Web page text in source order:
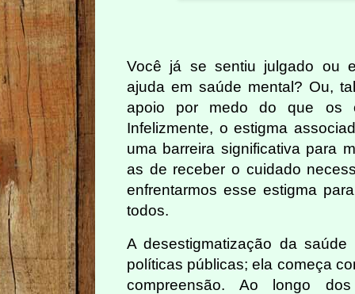
Você já se sentiu julgado ou
ajuda em saúde mental? Ou,
apoio por medo do que os
Infelizmente, o estigma
uma barreira significativa para
as de receber o cuidado
enfrentarmos esse estigma
todos.
A desestigmatização da
políticas públicas; ela começa
compreensão. Ao longo